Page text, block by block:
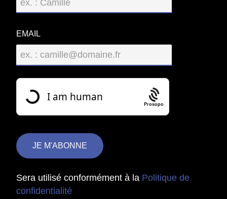
EMAIL
Prosopo
Sera utilisé conformément à la Politique de
confidentialité